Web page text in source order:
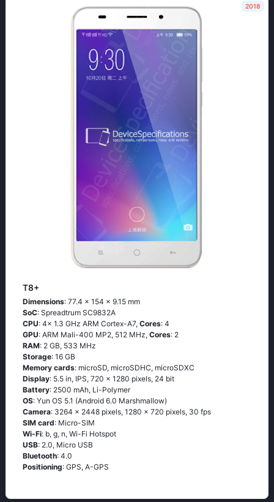
2018
T8+
Dimensions: 77.4 x 154 x 9.15 mm
SoC: Spreadtrum SC9832A
CPU: 4x 1.3 GHz ARM Cortex-A7, Cores: 4
GPU: ARM Mali-400 MP2, 512 MHz, Cores: 2
RAM: 2 GB, 533 MHz
Storage: 16 GB
Memory cards: microSD, microSDHC, microSDXC
Display: 5.5 in, IPS, 720 x 1280 pixels, 24 bit
Battery: 2500 mAh, Li-Polymer
OS: Yun OS 5.1 (Android 6.0 Marshmallow)
Camera: 3264 x 2448 pixels, 1280 x 720 pixels, 30 fps
SIM card: Micro-SIM
Wi-Fi: b, g, n, Wi-Fi Hotspot
USB: 2.0, Micro USB
Bluetooth: 4.0
Positioning: GPS, A-GPS